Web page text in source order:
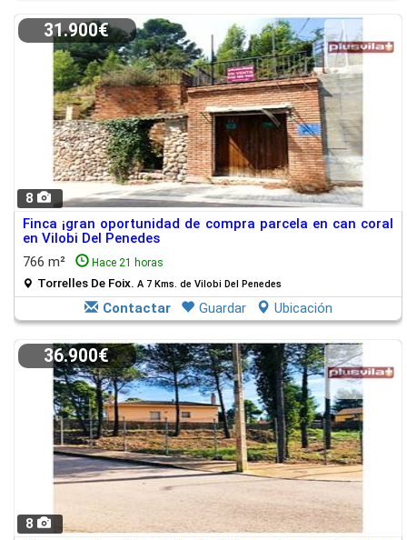
8
31.900€
Finca ¡gran oportunidad de compra parcela en can coral
en Vilobi Del Penedes
766 m²
Hace 21 horas
Torrelles De Foix. A 7 Kms. de Vilobi Del Penedes
Contactar Guardar Ubicación
8
36.900€